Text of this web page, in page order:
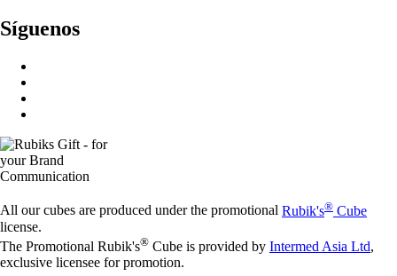
Síguenos
All our cubes are produced under the promotional Rubik's® Cube
license.
The Promotional Rubik's® Cube is provided by Intermed Asia Ltd,
exclusive licensee for promotion.